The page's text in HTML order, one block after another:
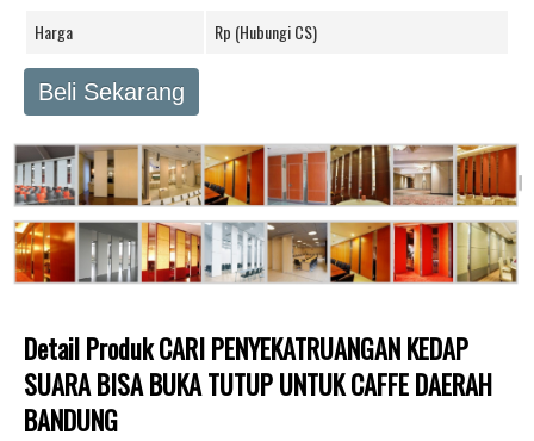
Harga
Rp (Hubungi CS)
Beli Sekarang
Detail Produk CARI PENYEKATRUANGAN KEDAP
SUARA BISA BUKA TUTUP UNTUK CAFFE DAERAH
BANDUNG